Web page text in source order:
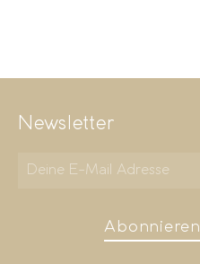
Newsletter
Abonnieren